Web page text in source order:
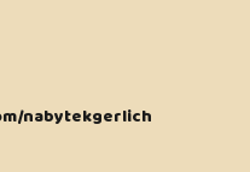
nabytekgerlich